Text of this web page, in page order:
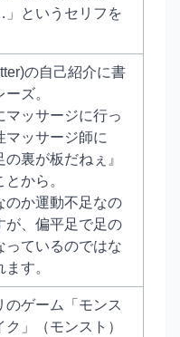
」というセリフを
の自己紹介に書
ズ。
マッサージに行っ
マッサージ師に
の裏が板だねぇ』
から。
のか運動不足なの
が、偏平足で足の
っているのではな
す。
のゲーム「モンス
」（モンスト）